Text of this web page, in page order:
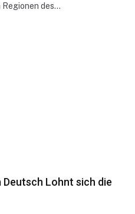
des…
Deutsch Lohnt sich die